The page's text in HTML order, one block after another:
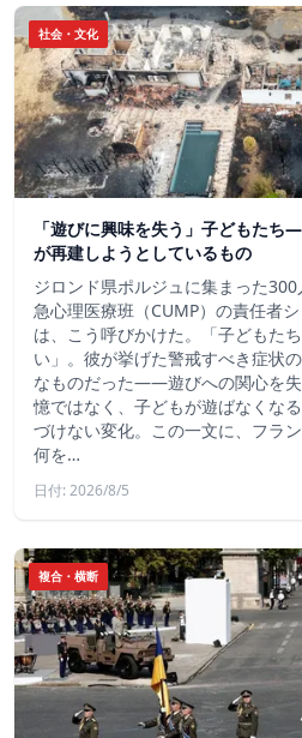
社会・文化
「遊びに興味を失う」子どもた
が再建しようとしているもの
ジロンド県ポルジュに集まった
急心理医療班（CUMP）の責任者
は、こう呼びかけた。「子どもた
い」。彼が挙げた警戒すべき症状
なものだった――遊びへの関心を
憶ではなく、子どもが遊ばなくな
づけない変化。この一文に、フラ
何を…
日付: 2026/8/5
複合・横断